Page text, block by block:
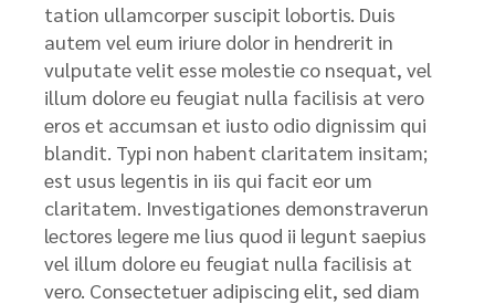
tation ullamcorper suscipit lobortis. Duis
autem vel eum iriure dolor in hendrerit in
vulputate velit esse molestie co nsequat, vel
illum dolore eu feugiat nulla facilisis at vero
eros et accumsan et iusto odio dignissim qui
blandit. Typi non habent claritatem insitam;
est usus legentis in iis qui facit eor um
claritatem. Investigationes demonstraverun
lectores legere me lius quod ii legunt saepius
vel illum dolore eu feugiat nulla facilisis at
vero. Consectetuer adipiscing elit, sed diam